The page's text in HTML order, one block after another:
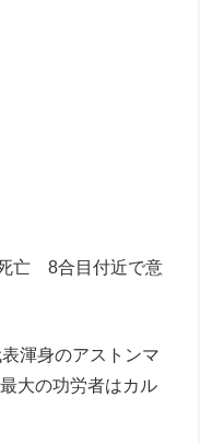
亡 8合目付近で意
渾身のアストンマ
大の功労者はカル